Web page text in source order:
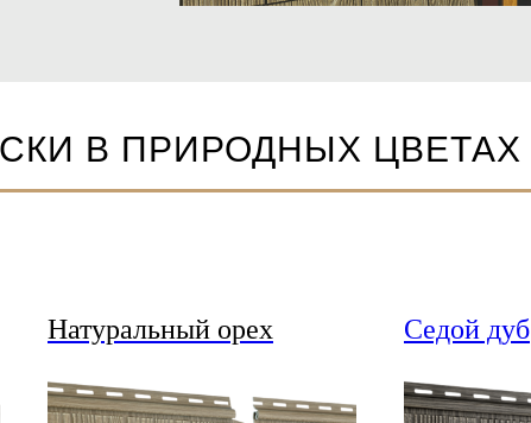
В ПРИРОДНЫХ ЦВЕТАХ
Натуральный орех Седой дуб